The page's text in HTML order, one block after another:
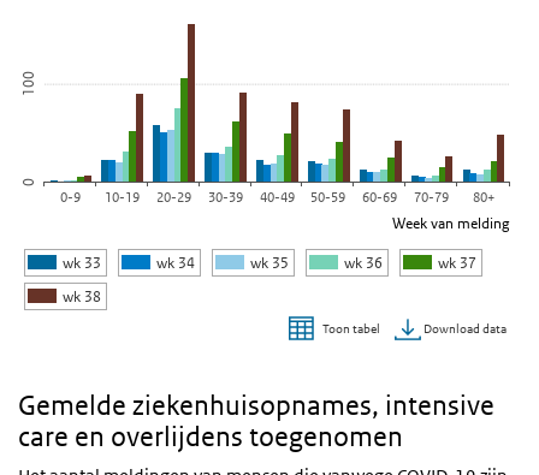
Week van melding
wk 33 wk 34 wk 35 wk 36
wk 37
wk 38
0
100
0-9 10-19 20-29 30-39 40-49 50-59 60-69 70-79 80+
Toon tabel Download data
Gemelde ziekenhuisopnames, intensive
care en overlijdens toegenomen